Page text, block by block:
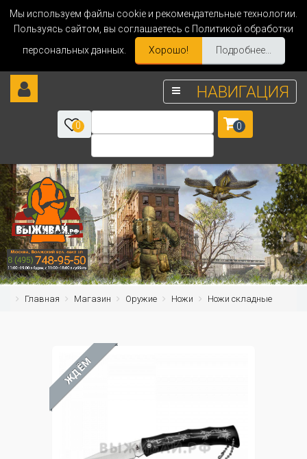
Мы используем файлы cookie и рекомендательные технологии.
Пользуясь сайтом, вы соглашаетесь с Политикой обработки
персональных данных.
Хорошо! Подробнее...
НАВИГАЦИЯ
0 0
Главная Магазин Оружие Ножи Ножи складные
ЖДЁМ